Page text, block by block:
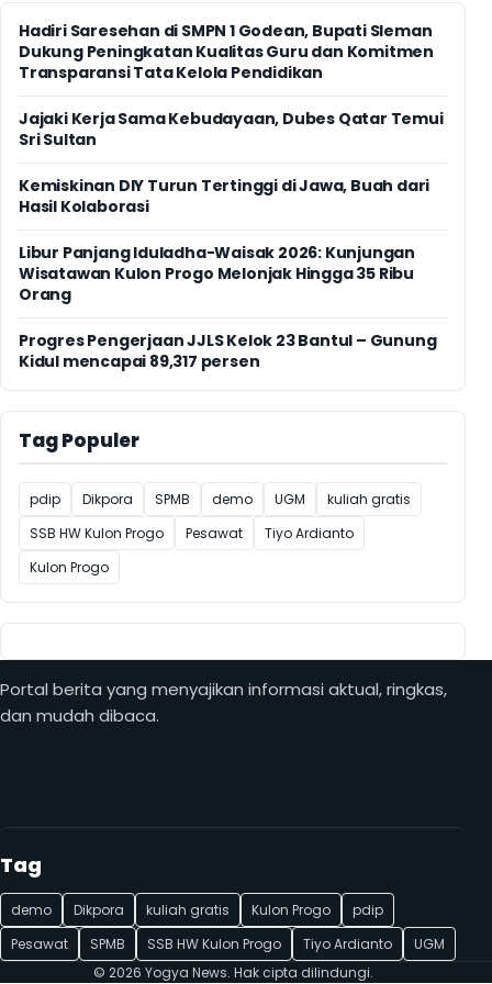
Hadiri Saresehan di SMPN 1 Godean, Bupati Sleman
Dukung Peningkatan Kualitas Guru dan Komitmen
Transparansi Tata Kelola Pendidikan
Jajaki Kerja Sama Kebudayaan, Dubes Qatar Temui
Sri Sultan
Kemiskinan DIY Turun Tertinggi di Jawa, Buah dari
Hasil Kolaborasi
Libur Panjang Iduladha-Waisak 2026: Kunjungan
Wisatawan Kulon Progo Melonjak Hingga 35 Ribu
Orang
Progres Pengerjaan JJLS Kelok 23 Bantul – Gunung
Kidul mencapai 89,317 persen
Tag Populer
pdip Dikpora SPMB demo UGM
kuliah gratis
SSB HW Kulon Progo
Pesawat
Tiyo Ardianto
Kulon Progo
Portal berita yang menyajikan informasi aktual, ringkas,
dan mudah dibaca.
Tag
demo Dikpora kuliah gratis Kulon Progo
pdip
Pesawat
SPMB SSB HW Kulon Progo Tiyo Ardianto
UGM
© 2026 Yogya News. Hak cipta dilindungi.